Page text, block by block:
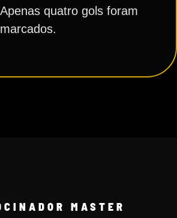
quatro gols foram
MASTER